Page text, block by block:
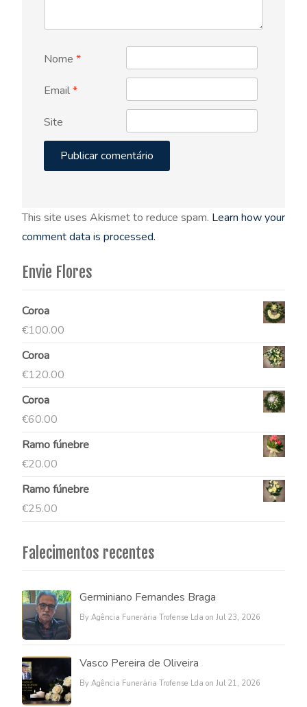
Nome *
Email*
Site
This site uses Akismet to reduce spam. Learn how your
comment data is processed.
Envie Flores
Coroa
€100.00
Coroa
€120.00
Coroa
€60.00
Ramo fúnebre
€20.00
Ramo fúnebre
€25.00
Falecimentos recentes
Germiniano Fernandes Braga
By Agência Funerária Trofense Lda on Jul 23, 2026
Vasco Pereira de Oliveira
By Agência Funerária Trofense Lda on Jul 21, 2026